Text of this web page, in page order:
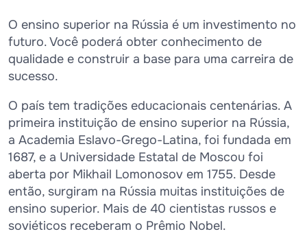
O ensino superior na Rússia é um investimento no
futuro. Você poderá obter conhecimento de
qualidade e construir a base para uma carreira de
sucesso.
O país tem tradições educacionais centenárias. A
primeira instituição de ensino superior na Rússia,
a Academia Eslavo-Grego-Latina, foi fundada em
1687, e a Universidade Estatal de Moscou foi
aberta por Mikhail Lomonosov em 1755. Desde
então, surgiram na Rússia muitas instituições de
ensino superior. Mais de 40 cientistas russos e
soviéticos receberam o Prêmio Nobel.